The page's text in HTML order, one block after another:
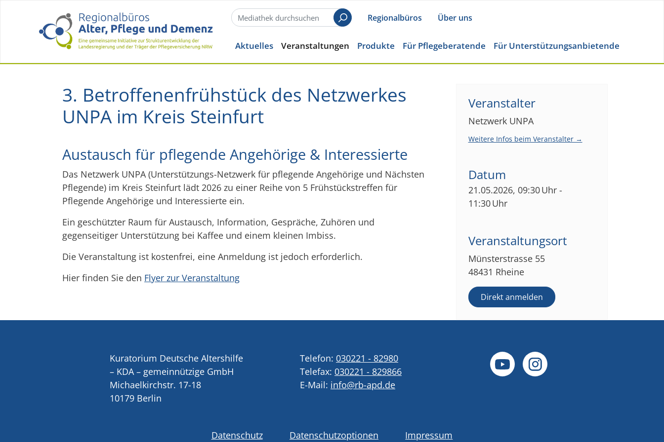
SuchenRegionalbüros Über uns
Aktuelles Veranstaltungen Produkte Für Pflegeberatende Für Unterstützungsanbietende
3. Betroffenenfrühstück des Netzwerkes
UNPA im Kreis Steinfurt
Austausch für pflegende Angehörige & Interessierte
Das Netzwerk UNPA (Unterstützungs-Netzwerk für pflegende Angehörige und Nächsten
Pflegende) im Kreis Steinfurt lädt 2026 zu einer Reihe von 5 Frühstückstreffen für
Pflegende Angehörige und Interessierte ein.
Ein geschützter Raum für Austausch, Information, Gespräche, Zuhören und
gegenseitiger Unterstützung bei Kaffee und einem kleinen Imbiss.
Die Veranstaltung ist kostenfrei, eine Anmeldung ist jedoch erforderlich.
Hier finden Sie den Flyer zur Veranstaltung
Veranstalter
Netzwerk UNPA
Weitere Infos beim Veranstalter →
Datum
21.05.2026, 09:30 Uhr -
11:30 Uhr
Veranstaltungsort
Münsterstrasse 55
48431 Rheine
Direkt anmelden
Kuratorium Deutsche Altershilfe
– KDA – gemeinnützige GmbH
Michaelkirchstr. 17-18
10179 Berlin
Telefon: 030221 - 82980
Telefax: 030221 - 829866
E-Mail: info@rb-apd.de
Datenschutz Datenschutzoptionen Impressum